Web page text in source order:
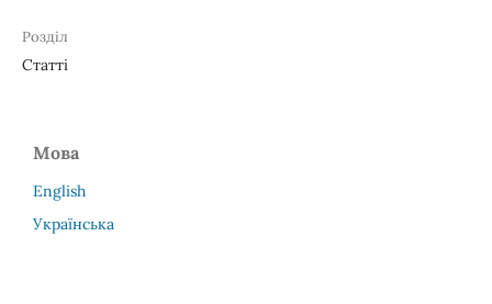
Розділ
Статті
Мова
English
Українська